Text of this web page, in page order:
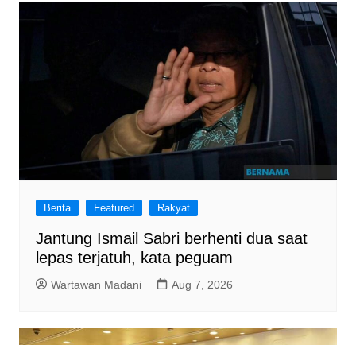
Berita Featured Rakyat
Jantung Ismail Sabri berhenti dua saat
lepas terjatuh, kata peguam
Wartawan Madani Aug 7, 2026